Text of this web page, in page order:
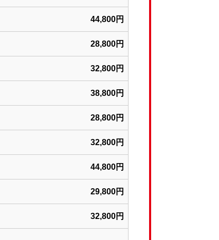
44,800円
28,800円
32,800円
38,800円
28,800円
32,800円
44,800円
29,800円
32,800円